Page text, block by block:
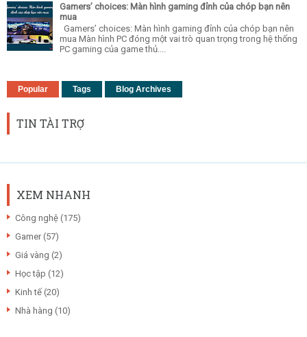
Gamers’ choices: Màn hình gaming đỉnh của chóp bạn nên
mua
Gamers’ choices: Màn hình gaming đỉnh của chóp bạn nên
mua Màn hình PC đóng một vai trò quan trọng trong hệ thống
PC gaming của game thủ....
Popular Tags Blog Archives
TIN TÀI TRỢ
XEM NHANH
Công nghệ (175)
Gamer (57)
Giá vàng (2)
Học tập (12)
Kinh tế (20)
Nhà hàng (10)